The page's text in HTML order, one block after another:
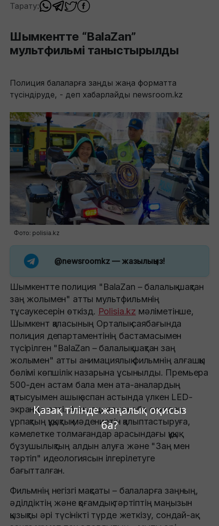
Қазақ тілінде жаңалық оқисыз
ба?
Тарату:
Шымкентте “BalaZan”
мультфильмі таныстырылды
Полиция балаларға заңды жаңа форматта
түсіндіруде, - деп хабарлайды newsroom.kz
Фото: polisia.kz
@newsroomkz — жазылыңыз!
Шымкентте полиция "BalaZan – балалық шақтан
заң жолымен" атты мультфильмнің
тұсаукесерін өткізд. Polisia.kz мәліметінше,
Шымкент қаласының Орталық саябағында
полиция департаментінің бастамасымен
түсірілген "BalaZan – балалық шақтан заң
жолымен" атты анимациялық фильмнің алғашқы
бөлімі көпшілік назарына ұсынылды. Премьера
500-ден астам бала мен ата-аналардың
қатысуымен ашық аспан астында үлкен LED-
экранда өтті. Анимациялық жоба өскелең
ұрпақтың құқықтық мәдениетін қалыптастыруға,
кәмелетке толмағандар арасындағы құқық
бұзушылықтың алдын алуға және "Заң мен
тәртіп" идеологиясын ілгерілетуге
бағытталған.
Фильмнің негізгі мақсаты – балаларға заңның,
әділдіктің және қоғамдық тәртіптің маңызын
қызықты әрі түсінікті түрде жеткізу, сондай-ақ